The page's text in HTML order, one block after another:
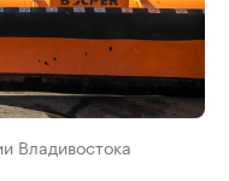
Владивостока